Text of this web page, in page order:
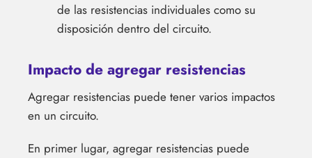
de las resistencias individuales como su
disposición dentro del circuito.
Impacto de agregar resistencias
Agregar resistencias puede tener varios impactos
en un circuito.
En primer lugar, agregar resistencias puede